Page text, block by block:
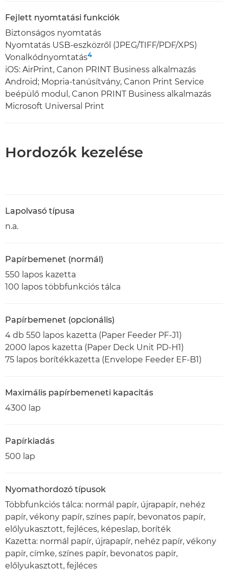
Fejlett nyomtatási funkciók
Biztonságos nyomtatás
Nyomtatás USB-eszközről (JPEG/TIFF/PDF/XPS)
Vonalkódnyomtatás4
iOS: AirPrint, Canon PRINT Business alkalmazás
Android; Mopria-tanúsítvány, Canon Print Service
beépülő modul, Canon PRINT Business alkalmazás
Microsoft Universal Print
Hordozók kezelése
Lapolvasó típusa
n.a.
Papírbemenet (normál)
550 lapos kazetta
100 lapos többfunkciós tálca
Papírbemenet (opcionális)
4 db 550 lapos kazetta (Paper Feeder PF-J1)
2000 lapos kazetta (Paper Deck Unit PD-H1)
75 lapos borítékkazetta (Envelope Feeder EF-B1)
Maximális papírbemeneti kapacitás
4300 lap
Papírkiadás
500 lap
Nyomathordozó típusok
Többfunkciós tálca: normál papír, újrapapír, nehéz
papír, vékony papír, színes papír, bevonatos papír,
előlyukasztott, fejléces, képeslap, boríték
Kazetta: normál papír, újrapapír, nehéz papír, vékony
papír, címke, színes papír, bevonatos papír,
előlyukasztott, fejléces